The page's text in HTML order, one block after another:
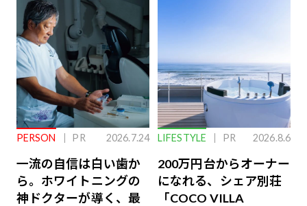
PERSON PR 2026.7.24
一流の自信は白い歯か
ら。ホワイトニングの
神ドクターが導く、最
LIFESTYLE PR 2026.8.6
200万円台からオーナー
になれる、シェア別荘
「COCO VILLA